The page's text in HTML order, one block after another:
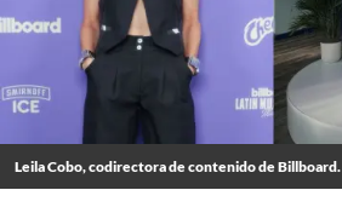
Leila Cobo, codirectora de contenido de Billboard.